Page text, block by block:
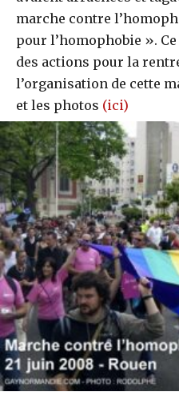
marche contre
pour l’homophobie ».
des actions pour la
l’organisation de cette
et les photos (ici)